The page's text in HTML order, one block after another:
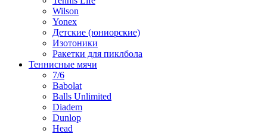
Wilson
Yonex
Детские (юниорские)
Изотоники
Ракетки для пиклбола
Теннисные мячи
7/6
Babolat
Balls Unlimited
Diadem
Dunlop
Head